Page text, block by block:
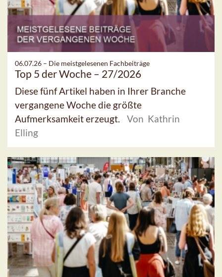
06.07.26 – Die meistgelesenen Fachbeiträge
Top 5 der Woche – 27/2026
Diese fünf Artikel haben in Ihrer Branche
vergangene Woche die größte
Aufmerksamkeit erzeugt.
Von Kathrin
Elling